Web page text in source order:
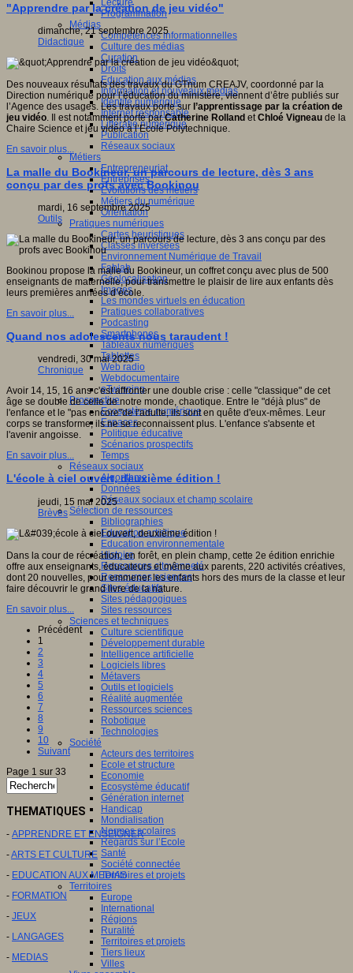
Lecture
Programmation
Médias
Compétences informationnelles
Culture des médias
Curation
Droits
Education aux médias
Information et nouveaux médias
Identité numérique
Internet responsable
Littératie numérique
Publication
Réseaux sociaux
Métiers
Entrepreneuriat
Entreprises
Evolutions des métiers
Métiers du numérique
Orientation
Pratiques numériques
Cartes heuristiques
Classes inversées
Environnement Numérique de Travail
Fablab
Géolocalisation
Images
Les mondes virtuels en éducation
Pratiques collaboratives
Podcasting
Smartphones
Tableaux numériques
Tablettes
Web radio
Webdocumentaire
eTwinning
Prospective
Ecosystème numérique
Espaces
Politique éducative
Scénarios prospectifs
Temps
Réseaux sociaux
Algorithme
Données
Réseaux sociaux et champ scolaire
Sélection de ressources
Bibliographies
Education artistique
Education environnementale
Histoire
Ressources citoyenneté
Ressources sciences
Sites éducatifs
Sites pédagogiques
Sites ressources
Sciences et techniques
Culture scientifique
Développement durable
Intelligence artificielle
Logiciels libres
Métavers
Outils et logiciels
Réalité augmentée
Ressources sciences
Robotique
Technologies
Société
Acteurs des territoires
Ecole et structure
Economie
Ecosystème éducatif
Génération internet
Handicap
Mondialisation
Normes scolaires
Regards sur l’Ecole
Santé
Société connectée
Territoires et projets
Territoires
Europe
International
Régions
Ruralité
Territoires et projets
Tiers lieux
Villes
"Apprendre par la création de jeu vidéo"
dimanche, 21 septembre 2025
Didactique
Des nouveaux résultats des travaux du GTnum CREAJV, coordonné par la
Direction numérique pour l’éducation du ministère, viennent d’être publiés sur
l’Agence des usages. Les travaux porte sur l’apprentissage par la création de
jeu vidéo. Il est notamment porté parCatherine Rolland etChloé Vigneau de la
Chaire Science et jeu vidéo à l’Ecole Polytechnique.
En savoir plus...
La malle du Bookineur, un parcours de lecture, dès 3 ans
conçu par des profs avec Bookinou
mardi, 16 septembre 2025
Outils
Bookinou propose la malle du Bookineur, un coffret conçu avec plus de 500
enseignants de maternelle, pour transmettre le plaisir de lire aux enfants dès
leurs premières années d’école.
En savoir plus...
Quand nos adolescents nous taraudent !
vendredi, 30 mai 2025
Chronique
Avoir 14, 15, 16 ans c'est affronter une double crise : celle "classique" de cet
âge se double de celle de notre monde, chaotique. Entre le "déjà plus" de
l'enfance et le "pas encore"de l'adulte, ils sont en quête d'eux-mêmes. Leur
corps se transforme, ils ne se reconnaissent plus. L'enfance s'absente et
l'avenir angoisse.
En savoir plus...
L'école à ciel ouvert, deuxième édition !
jeudi, 15 mai 2025
Brèves
Dans la cour de récréation, en forêt, en plein champ, cette 2e édition enrichie
offre aux enseignants, éducateurs et même aux parents, 220 activités créatives,
dont 20 nouvelles, pour emmener les enfants hors des murs de la classe et leur
faire découvrir le grand livre de la nature.
En savoir plus...
Précédent
1
2
3
4
5
6
7
8
9
10
Suivant
Page 1 sur 33
THEMATIQUES
- APPRENDRE ET ENSEIGNER
-ARTS ET CULTURE
- EDUCATION AUX MEDIAS
- FORMATION
- JEUX
- LANGAGES
- MEDIAS